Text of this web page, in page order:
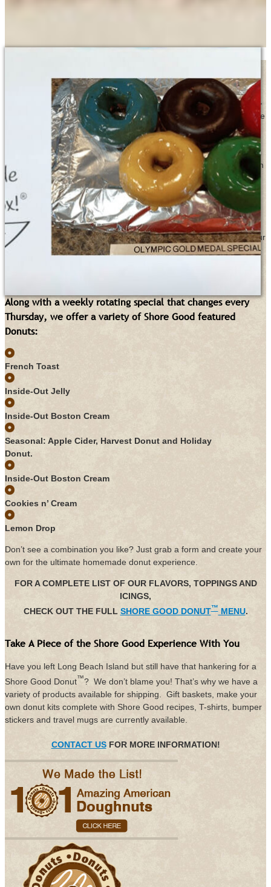
A visit to the beach is typically about sun, sand and relaxation. Now,
thanks to Shore Good Donuts™, it’s also about delicious homemade
donut creations!
The Shore Good Donuts ™takes the classic cake donut and adds a
modern touch with different toppings and special flavors. They even
turn a few inside out—literally!—with a creative spin on traditional
favorites like the jelly filled or Boston cream donut.
Whether you’re a lifelong resident of Long Beach Island, or a first
time visitor, Shore Good’s made-to-order donuts will leave a lasting
impression on your taste buds and become an essential part of your
beach experience.
Along with a weekly rotating special that changes every
Thursday, we offer a variety of Shore Good featured
Donuts:
French Toast
Inside-Out Jelly
Inside-Out Boston Cream
Seasonal: Apple Cider, Harvest Donut and Holiday
Donut.
Inside-Out Boston Cream
Cookies n’ Cream
Lemon Drop
Don’t see a combination you like? Just grab a form and create your
own for the ultimate homemade donut experience.
FOR A COMPLETE LIST OF OUR FLAVORS, TOPPINGS AND
ICINGS,
CHECK OUT THE FULL SHORE GOOD DONUT™MENU.
Take A Piece of the Shore Good Experience With You
Have you left Long Beach Island but still have that hankering for a
Shore Good Donut™? We don’t blame you! That’s why we have a
variety of products available for shipping. Gift baskets, make your
own donut kits complete with Shore Good recipes, T-shirts, bumper
stickers and travel mugs are currently available.
CONTACT USFOR MORE INFORMATION!